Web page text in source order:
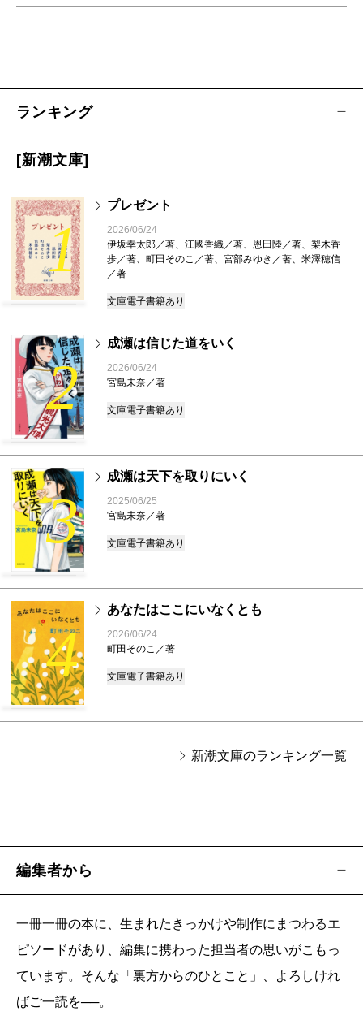
ランキング
[新潮文庫]
1
プレゼント
2026/06/24
伊坂幸太郎／著、江國香織／著、恩田陸／著、梨木香
歩／著、町田そのこ／著、宮部みゆき／著、米澤穂信
／著
文庫電子書籍あり
2
成瀬は信じた道をいく
2026/06/24
宮島未奈／著
文庫電子書籍あり
3
成瀬は天下を取りにいく
2025/06/25
宮島未奈／著
文庫電子書籍あり
4
あなたはここにいなくとも
2026/06/24
町田そのこ／著
文庫電子書籍あり
新潮文庫のランキング一覧
編集者から
一冊一冊の本に、生まれたきっかけや制作にまつわるエ
ピソードがあり、編集に携わった担当者の思いがこもっ
ています。そんな「裏方からのひとこと」、よろしけれ
ばご一読を──。